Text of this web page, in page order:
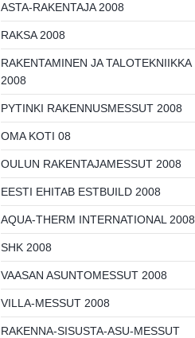
ASTA-RAKENTAJA 2008
RAKSA 2008
RAKENTAMINEN JA TALOTEKNIIKKA
2008
PYTINKI RAKENNUSMESSUT 2008
OMA KOTI 08
OULUN RAKENTAJAMESSUT 2008
EESTI EHITAB ESTBUILD 2008
AQUA-THERM INTERNATIONAL 2008
SHK 2008
VAASAN ASUNTOMESSUT 2008
VILLA-MESSUT 2008
RAKENNA-SISUSTA-ASU-MESSUT